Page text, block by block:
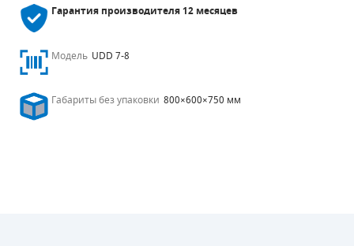
Гарантия производителя12 месяцев
Модель UDD 7-8
Габариты без упаковки 800×600×750 мм